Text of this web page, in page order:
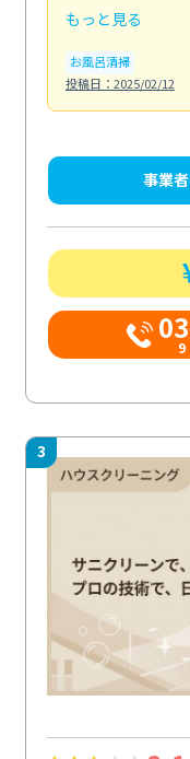
もっと見る
お風呂清掃
投稿日：2025/02/12
事業
9
3